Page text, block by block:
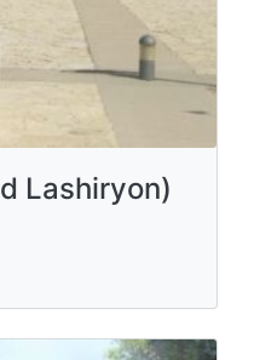
Lashiryon)